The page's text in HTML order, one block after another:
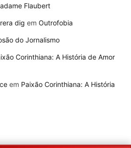
Flaubert
dig em Outrofobia
do Jornalismo
Corinthiana: A História de Amor
em Paixão Corinthiana: A História